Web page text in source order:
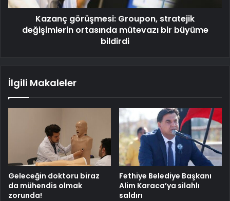
Kazanç görüşmesi: Groupon, stratejik
değişimlerin ortasında mütevazı bir büyüme
bildirdi
İlgili Makaleler
Geleceğin doktoru biraz
da mühendis olmak
zorunda!
Fethiye Belediye Başkanı
Alim Karaca’ya silahlı
saldırı